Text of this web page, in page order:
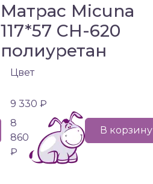
Матрас Micuna
117*57 CH-620
полиуретан
Цвет
9 330 ₽
8
860
₽
В корзину